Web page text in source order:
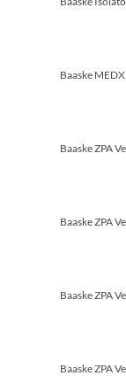
Baaske
Baaske ZPA
Baaske ZPA
Baaske ZPA
Baaske ZPA